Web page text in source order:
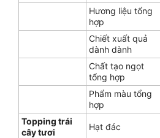
Hương liệu tổng
hợp
Chiết xuất quả
dành dành
Chất tạo ngọt
tổng hợp
Phẩm màu tổng
hợp
Topping trái
cây tươi
Hạt đác